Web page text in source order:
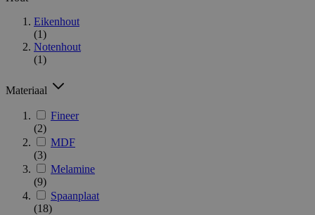
Eikenhout
(1)
Notenhout
(1)
Materiaal
Fineer
(2)
MDF
(3)
Melamine
(9)
Spaanplaat
(18)